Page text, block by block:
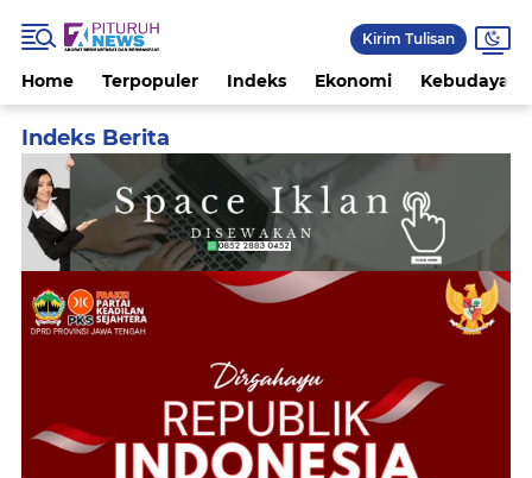
Kirim Tulisan
Home Terpopuler Indeks Ekonomi Kebudayaan